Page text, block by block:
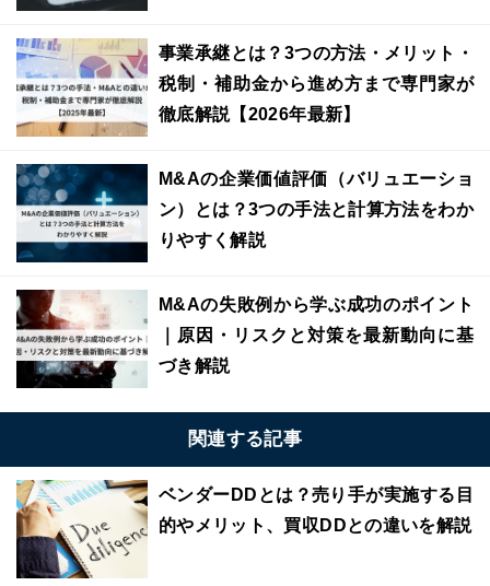
事業承継とは？3つの方法・メリット・
税制・補助金から進め方まで専門家が
徹底解説【2026年最新】
M&Aの企業価値評価（バリュエーショ
ン）とは？3つの手法と計算方法をわか
りやすく解説
M&Aの失敗例から学ぶ成功のポイント
｜原因・リスクと対策を最新動向に基
づき解説
関連する記事
ベンダーDDとは？売り手が実施する目
的やメリット、買収DDとの違いを解説